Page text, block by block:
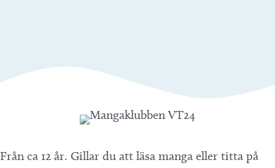
Från ca 12 år. Gillar du att läsa manga eller titta på